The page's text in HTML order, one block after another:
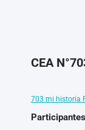
CEA
703 mi historia